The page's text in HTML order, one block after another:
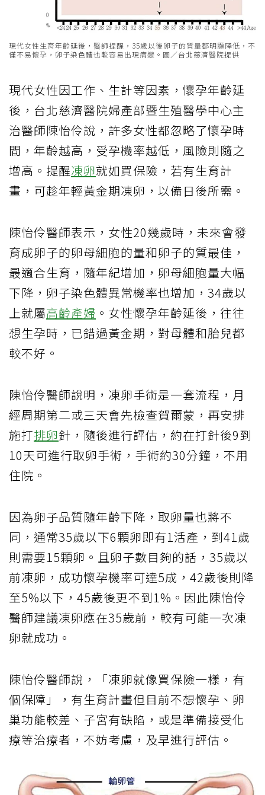
現代女性生育年齡延後，醫師提醒，35歲以後卵子的質量都明顯降低，不
僅不易懷孕，卵子染色體也較容易出現病變。圖／台北慈濟醫院提供
現代女性因工作、生計等因素，懷孕年齡延
後，台北慈濟醫院婦產部暨生殖醫學中心主
治醫師陳怡伶說，許多女性都忽略了懷孕時
間，年齡越高，受孕機率越低，風險則隨之
增高。提醒凍卵就如買保險，若有生育計
畫，可趁年輕黃金期凍卵，以備日後所需。
陳怡伶醫師表示，女性20幾歲時，未來會發
育成卵子的卵母細胞的量和卵子的質最佳，
最適合生育，隨年紀增加，卵母細胞量大幅
下降，卵子染色體異常機率也增加，34歲以
上就屬高齡產婦 。女性懷孕年齡延後，往往
想生孕時，已錯過黃金期，對母體和胎兒都
較不好。
陳怡伶醫師說明，凍卵手術是一套流程，月
經周期第二或三天會先檢查賀爾蒙，再安排
施打排卵針，隨後進行評估，約在打針後9到
10天可進行取卵手術，手術約30分鐘，不用
住院。
因為卵子品質隨年齡下降，取卵量也將不
同，通常35歲以下6顆卵即有1活產，到41歲
則需要15顆卵。且卵子數目夠的話，35歲以
前凍卵，成功懷孕機率可達5成，42歲後則降
至5%以下，45歲後更不到1%。因此陳怡伶
醫師建議凍卵應在35歲前，較有可能一次凍
卵就成功。
陳怡伶醫師說，「凍卵就像買保險一樣，有
個保障」，有生育計畫但目前不想懷孕、卵
巢功能較差、子宮有缺陷，或是準備接受化
療等治療者，不妨考慮，及早進行評估。